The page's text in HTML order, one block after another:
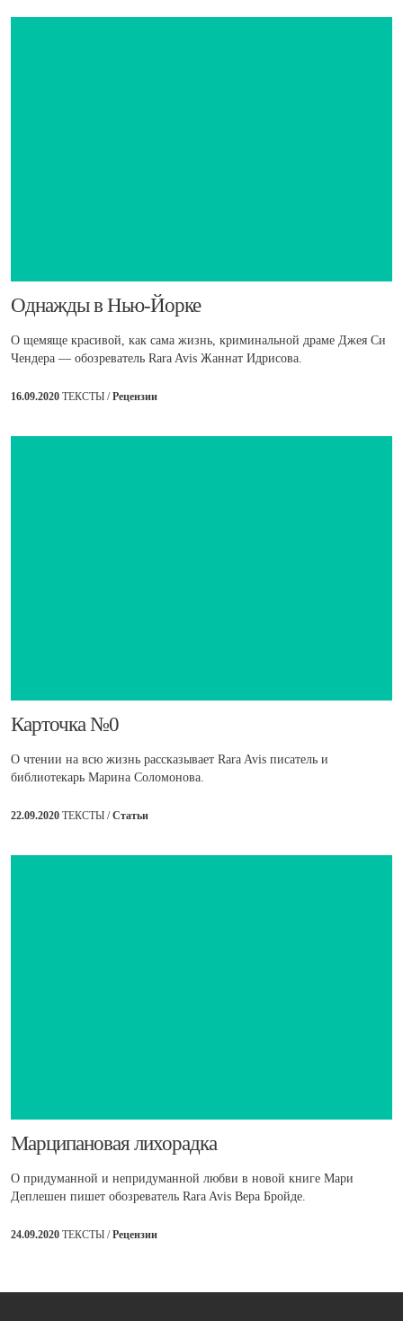
​Однажды в Нью-Йорке
О щемяще красивой, как сама жизнь, криминальной драме Джея Си
Чендера — обозреватель Rara Avis Жаннат Идрисова.
16.09.2020 ТЕКСТЫ /Рецензии
Карточка №0
О чтении на всю жизнь рассказывает Rara Avis писатель и
библиотекарь Марина Соломонова.
22.09.2020 ТЕКСТЫ /Статьи
​Марципановая лихорадка
О придуманной и непридуманной любви в новой книге Мари
Деплешен пишет обозреватель Rara Avis Вера Бройде.
24.09.2020 ТЕКСТЫ /Рецензии